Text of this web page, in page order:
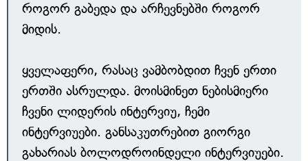
როგორ გაბედა და არჩევნებში როგორ
მიდის.
ყველაფერი, რასაც ვამბობდით ჩვენ ერთი
ერთში ასრულდა. მოისმინეთ ნებისმიერი
ჩვენი ლიდერის ინტერვიუ, ჩემი
ინტერვიუები. განსაკუთრებით გიორგი
გახარიას ბოლოდროინდელი ინტერვიუები.